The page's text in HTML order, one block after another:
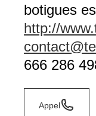
botigues
http://
666 286
Appel